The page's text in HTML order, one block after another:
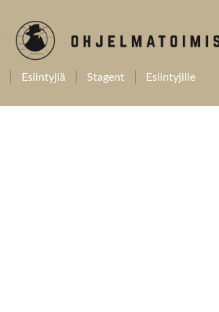
Esiintyjiä Stagent Esiintyjille